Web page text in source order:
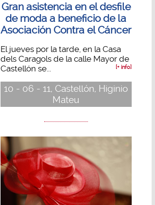
Gran asistencia en el desfile
de moda a beneficio de la
Asociación Contra el Cáncer
El jueves por la tarde, en la Casa
dels Caragols de la calle Mayor de
Castellón se...
[+ info]
10 - 06 - 11, Castellón, Higinio
Mateu